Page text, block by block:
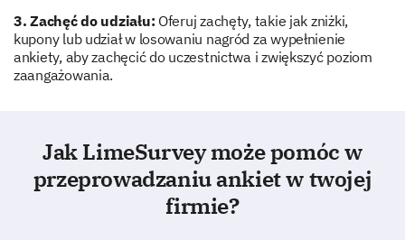
Słabo
Neutralnie
Jaki był charakter twojej interakcji z naszą
3. Zachęć do udziału: Oferuj zachęty, takie jak zniżki,
kupony lub udział w losowaniu nagród za wypełnienie
ankiety, aby zachęcić do uczestnictwa i zwiększyć poziom
zaangażowania.
Jak LimeSurvey może pomóc w
przeprowadzaniu ankiet w twojej
firmie?